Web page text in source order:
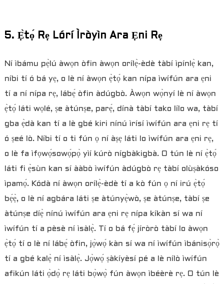
5. Ẹ̀tọ́ Rẹ Lórí Ìròyìn Ara Ẹni Rẹ
Ní ìbámu pẹ̀lú àwọn òfin àwọn orílẹ̀-èdè tàbí ìpínlẹ̀ kan,
níbi tí ó bá yẹ, o lè ní àwọn ẹ̀tọ́ kan nípa ìwífún ara ẹni
tí a ní nípa rẹ, lábẹ́ òfin àdúgbò. Àwọn wọ̀nyí lè ní àwọn
ẹ̀tọ́ láti wọlé, ṣe àtúnṣe, parẹ́, dínà tàbí tako lílo wa, tàbí
gba ẹ̀dà kan tí a lè gbé kiri nínú ìrísí ìwífún ara ẹni rẹ tí
ó ṣeé lò. Níbi tí o ti fún ọ ní àṣẹ láti lo ìwífún ara ẹni rẹ,
o lè fa ìfọwọ́sowọ́pọ̀ yìí kúrò nígbàkigbà. O tún lè ní ẹ̀tọ́
láti fi ẹ̀sùn kan sí ààbò ìwífún àdúgbò rẹ tàbí olùṣàkóso
ìpamọ́. Kódà ní àwọn orílẹ̀-èdè tí a kò fún ọ ní irú ẹ̀tọ́
bẹ́ẹ̀, o lè ní agbára láti ṣe àtúnyẹ̀wò, ṣe àtúnṣe, tàbí ṣe
àtúnṣe díẹ̀ nínú ìwífún ara ẹni rẹ nípa kíkàn sí wa ní
ìwífún tí a pèsè ní ìsàlẹ̀. Tí o bá fẹ́ jíròrò tàbí lo àwọn
ẹ̀tọ́ tí o lè ní lábẹ́ òfin, jọ̀wọ́ kàn sí wa ní ìwífún ìbánisọ̀rọ̀
tí a gbé kalẹ̀ ní ìsàlẹ̀. Jọ̀wọ́ ṣàkíyèsí pé a lè nílò ìwífún
afikún láti ọ̀dọ̀ rẹ láti bọ̀wọ̀ fún àwọn ìbéèrè rẹ. O tún lè